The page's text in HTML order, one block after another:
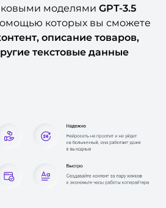
моделями GPT-3.5
которых вы сможете
описание товаров,
текстовые данные